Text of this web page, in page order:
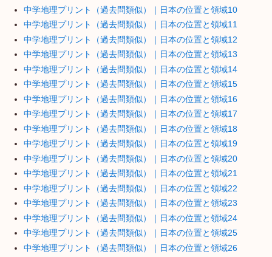
中学地理プリント（過去問類似）｜日本の位置と領域10
中学地理プリント（過去問類似）｜日本の位置と領域11
中学地理プリント（過去問類似）｜日本の位置と領域12
中学地理プリント（過去問類似）｜日本の位置と領域13
中学地理プリント（過去問類似）｜日本の位置と領域14
中学地理プリント（過去問類似）｜日本の位置と領域15
中学地理プリント（過去問類似）｜日本の位置と領域16
中学地理プリント（過去問類似）｜日本の位置と領域17
中学地理プリント（過去問類似）｜日本の位置と領域18
中学地理プリント（過去問類似）｜日本の位置と領域19
中学地理プリント（過去問類似）｜日本の位置と領域20
中学地理プリント（過去問類似）｜日本の位置と領域21
中学地理プリント（過去問類似）｜日本の位置と領域22
中学地理プリント（過去問類似）｜日本の位置と領域23
中学地理プリント（過去問類似）｜日本の位置と領域24
中学地理プリント（過去問類似）｜日本の位置と領域25
中学地理プリント（過去問類似）｜日本の位置と領域26